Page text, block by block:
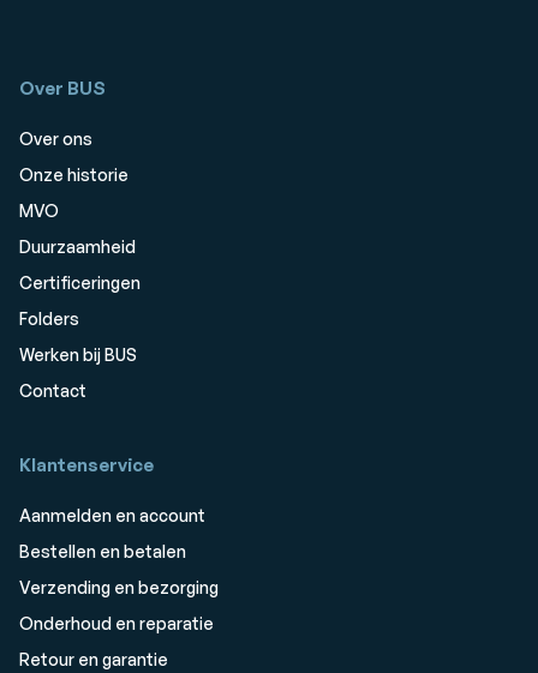
Over BUS
Over ons
Onze historie
MVO
Duurzaamheid
Certificeringen
Folders
Werken bij BUS
Contact
Klantenservice
Aanmelden en account
Bestellen en betalen
Verzending en bezorging
Onderhoud en reparatie
Retour en garantie